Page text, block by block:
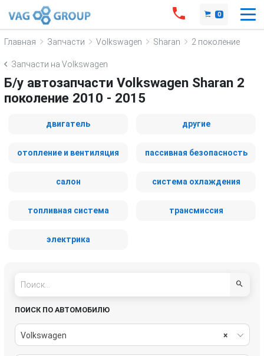
0
Главная Запчасти Volkswagen Sharan 2 поколение
Запчасти на Volkswagen
Б/у автозапчасти Volkswagen Sharan 2
поколение 2010 - 2015
двигатель другие
отопление и вентиляция пассивная безопасность
салон система охлаждения
топливная система трансмиссия
электрика
ПОИСК ПО АВТОМОБИЛЮ
×
Volkswagen